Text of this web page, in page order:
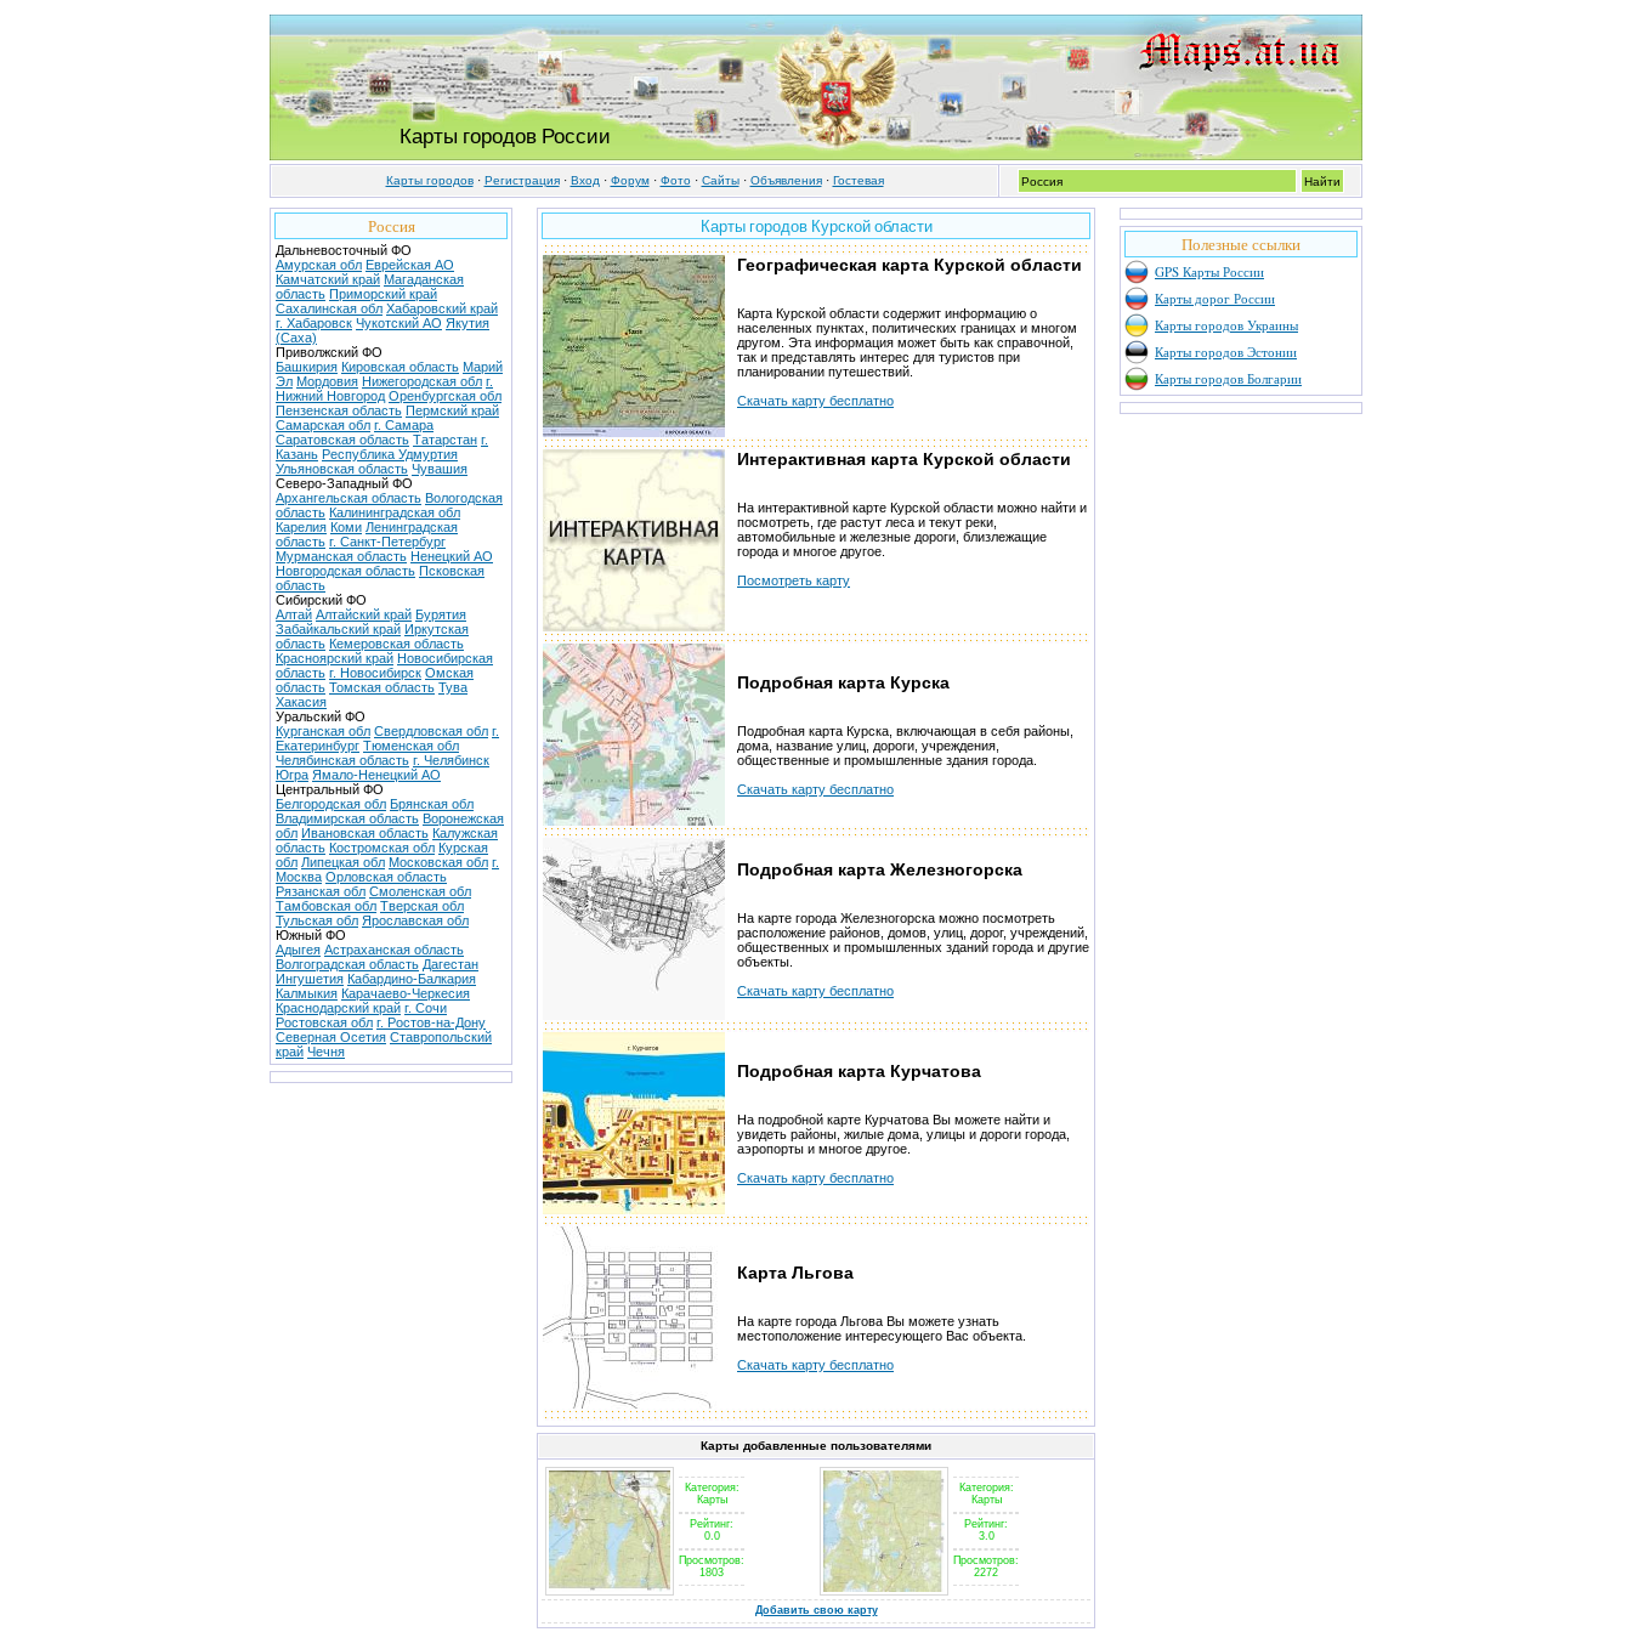
Карты городов России
Карты городов· Регистрация· Вход · Форум· Фото· Cайты· Объявления· Гостевая
Россия
Дальневосточный ФО
Амурская обл Еврейская АО
Камчатский край Магаданская
область Приморский край
Сахалинская обл Хабаровский край
г. Хабаровск Чукотский АО Якутия
(Саха)
Приволжский ФО
Башкирия Кировская область Марий
Эл Мордовия Нижегородская обл г.
Нижний Новгород Оренбургская обл
Пензенская область Пермский край
Самарская обл г. Самара
Саратовская область Татарстан г.
Казань Республика Удмуртия
Ульяновская область Чувашия
Северо-Западный ФО
Архангельская область Вологодская
область Калининградская обл
Карелия Коми Ленинградская
область г. Санкт-Петербург
Мурманская область Ненецкий АО
Новгородская область Псковская
область
Сибирский ФО
Алтай Алтайский край Бурятия
Забайкальский край Иркутская
область Кемеровская область
Красноярский край Новосибирская
область г. Новосибирск Омская
область Томская область Тува
Хакасия
Уральский ФО
Курганская обл Свердловская обл г.
Екатеринбург Тюменская обл
Челябинская область г. Челябинск
Югра Ямало-Ненецкий АО
Центральный ФО
Белгородская обл Брянская обл
Владимирская область Воронежская
обл Ивановская область Калужская
область Костромская обл Курская
обл Липецкая обл Московская обл г.
Москва Орловская область
Рязанская обл Смоленская обл
Тамбовская обл Тверская обл
Тульская обл Ярославская обл
Южный ФО
Адыгея Астраханская область
Волгоградская область Дагестан
Ингушетия Кабардино-Балкария
Калмыкия Карачаево-Черкесия
Краснодарский край г. Сочи
Ростовская обл г. Ростов-на-Дону
Северная Осетия Ставропольский
край Чечня
Карты городов Курской области
Географическая карта Курской области
Карта Курской области содержит информацию о
населенных пунктах, политических границах и многом
другом. Эта информация может быть как справочной,
так и представлять интерес для туристов при
планировании путешествий.
Скачать карту бесплатно
Интерактивная карта Курской области
На интерактивной карте Курской области можно найти и
посмотреть, где растут леса и текут реки,
автомобильные и железные дороги, близлежащие
города и многое другое.
Посмотреть карту
Подробная карта Курска
Подробная карта Курска, включающая в себя районы,
дома, название улиц, дороги, учреждения,
общественные и промышленные здания города.
Скачать карту бесплатно
Подробная карта Железногорска
На карте города Железногорска можно посмотреть
расположение районов, домов, улиц, дорог, учреждений,
общественных и промышленных зданий города и другие
объекты.
Скачать карту бесплатно
Подробная карта Курчатова
На подробной карте Курчатова Вы можете найти и
увидеть районы, жилые дома, улицы и дороги города,
аэропорты и многое другое.
Скачать карту бесплатно
Карта Льгова
На карте города Льгова Вы можете узнать
местоположение интересующего Вас объекта.
Скачать карту бесплатно
Карты добавленные пользователями
Категория:
Карты
Рейтинг:
0.0
Просмотров:
1803
Категория:
Карты
Рейтинг:
3.0
Просмотров:
2272
Добавить свою карту
Полезные ссылки
GPS Карты России
Карты дорог России
Карты городов Украины
Карты городов Эстонии
Карты городов Болгарии